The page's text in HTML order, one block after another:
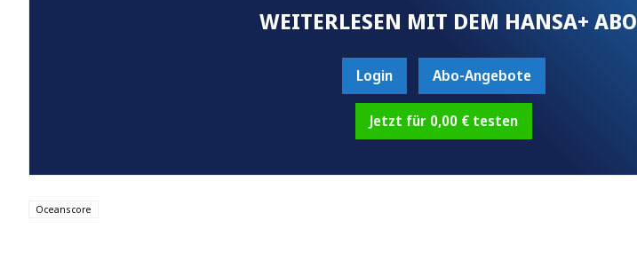
WEITERLESEN MIT DEM HANSA+ ABO
Login Abo-Angebote
Jetzt für 0,00 € testen
Oceanscore